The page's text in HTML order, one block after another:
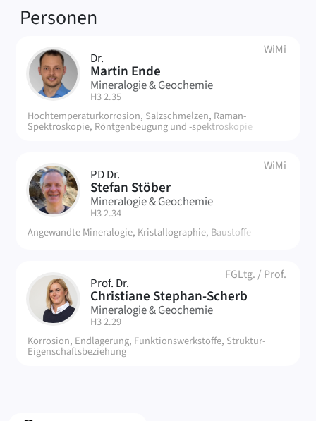
Verknüpfte
Personen
ME Dr.
Martin Ende
WiMi
Mineralogie & Geochemie
| Raum:
H3 2.35
Hochtemperaturkorrosion, Salzschmelzen, Raman-
Spektroskopie, Röntgenbeugung und -spektroskopie
SS PD Dr.
Stefan Stöber
WiMi
Mineralogie & Geochemie
| Raum:
H3 2.34
Angewandte Mineralogie, Kristallographie, Baustoffe
CS Prof. Dr.
Christiane Stephan-Scherb
FGLtg. / Prof.
Mineralogie & Geochemie
| Raum:
H3 2.29
Korrosion, Endlagerung, Funktionswerkstoffe, Struktur-
Eigenschaftsbeziehung